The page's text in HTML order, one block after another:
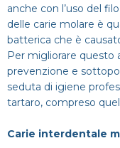
anche con l’uso del
delle carie molare è
batterica che è
Per migliorare questo
prevenzione e
seduta di igiene
tartaro, compreso
Carie interdentale